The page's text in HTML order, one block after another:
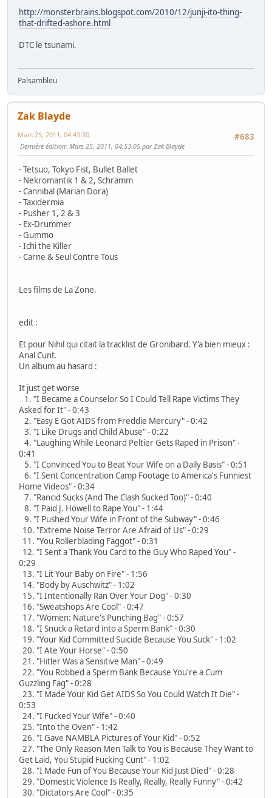
http://monsterbrains.blogspot.com/2010/12/junji-ito-thing-
that-drifted-ashore.html
DTC le tsunami.
Palsambleu
Zak Blayde
#683
Mars 25, 2011, 04:43:30
Dernière édition: Mars 25, 2011, 04:53:05 par Zak Blayde
- Tetsuo, Tokyo Fist, Bullet Ballet
- Nekromantik 1 & 2, Schramm
- Cannibal (Marian Dora)
- Taxidermia
- Pusher 1, 2 & 3
- Ex-Drummer
- Gummo
- Ichi the Killer
- Carne & Seul Contre Tous
Les films de La Zone.
edit :
Et pour Nihil qui citait la tracklist de Gronibard. Y'a bien mieux :
Anal Cunt.
Un album au hasard :
It just get worse
1. "I Became a Counselor So I Could Tell Rape Victims They
Asked for It" - 0:43
2. "Easy E Got AIDS from Freddie Mercury" - 0:42
3. "I Like Drugs and Child Abuse" - 0:22
4. "Laughing While Leonard Peltier Gets Raped in Prison" -
0:41
5. "I Convinced You to Beat Your Wife on a Daily Basis" - 0:51
6. "I Sent Concentration Camp Footage to America's Funniest
Home Videos" - 0:34
7. "Rancid Sucks (And The Clash Sucked Too)" - 0:40
8. "I Paid J. Howell to Rape You" - 1:44
9. "I Pushed Your Wife in Front of the Subway" - 0:46
10. "Extreme Noise Terror Are Afraid of Us" - 0:29
11. "You Rollerblading Faggot" - 0:31
12. "I Sent a Thank You Card to the Guy Who Raped You" -
0:29
13. "I Lit Your Baby on Fire" - 1:56
14. "Body by Auschwitz" - 1:02
15. "I Intentionally Ran Over Your Dog" - 0:30
16. "Sweatshops Are Cool" - 0:47
17. "Women: Nature's Punching Bag" - 0:57
18. "I Snuck a Retard into a Sperm Bank" - 0:30
19. "Your Kid Committed Suicide Because You Suck" - 1:02
20. "I Ate Your Horse" - 0:50
21. "Hitler Was a Sensitive Man" - 0:49
22. "You Robbed a Sperm Bank Because You're a Cum
Guzzling Fag" - 0:28
23. "I Made Your Kid Get AIDS So You Could Watch It Die" -
0:53
24. "I Fucked Your Wife" - 0:40
25. "Into the Oven" - 1:42
26. "I Gave NAMBLA Pictures of Your Kid" - 0:52
27. "The Only Reason Men Talk to You is Because They Want to
Get Laid, You Stupid Fucking Cunt" - 1:02
28. "I Made Fun of You Because Your Kid Just Died" - 0:28
29. "Domestic Violence Is Really, Really, Really Funny" - 0:42
30. "Dictators Are Cool" - 0:35